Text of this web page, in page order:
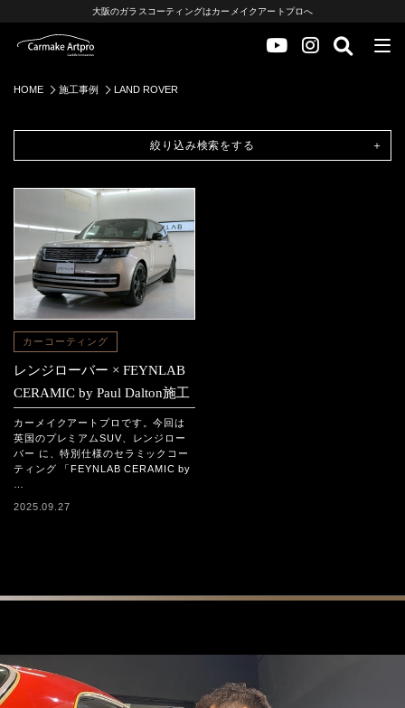
大阪のガラスコーティングはカーメイクアートプロへ
HOME 施工事例 LAND ROVER
絞り込み検索をする
カーコーティング
レンジローバー × FEYNLAB
CERAMIC by Paul Dalton施工
カーメイクアートプロです。今回は
英国のプレミアムSUV、レンジロー
バー に、特別仕様のセラミックコー
ティング 「FEYNLAB CERAMIC by
2025.09.27